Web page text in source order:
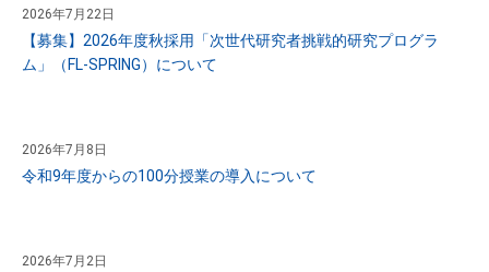
2026年7月22日
【募集】2026年度秋採用「次世代研究者挑戦的研究プログラ
ム」（FL-SPRING）について
2026年7月8日
令和9年度からの100分授業の導入について
2026年7月2日